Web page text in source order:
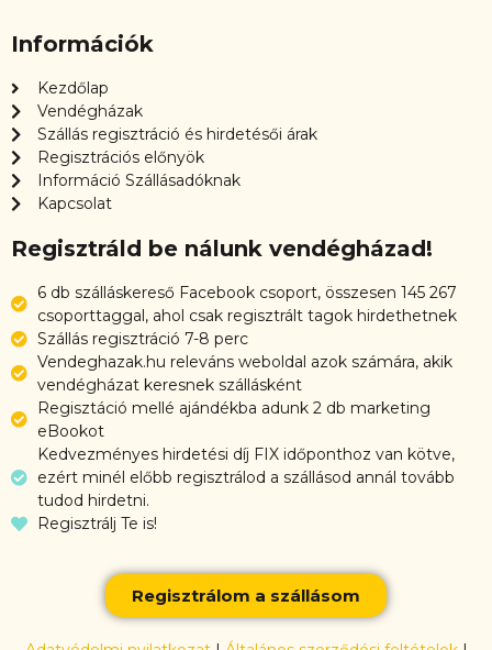
Információk
Kezdőlap
Vendégházak
Szállás regisztráció és hirdetésői árak
Regisztrációs előnyök
Információ Szállásadóknak
Kapcsolat
Regisztráld be nálunk vendégházad!
6 db szálláskereső Facebook csoport, összesen 145 267
csoporttaggal, ahol csak regisztrált tagok hirdethetnek
Szállás regisztráció 7-8 perc
Vendeghazak.hu releváns weboldal azok számára, akik
vendégházat keresnek szállásként
Regisztáció mellé ajándékba adunk 2 db marketing
eBookot
Kedvezményes hirdetési díj FIX időponthoz van kötve,
ezért minél előbb regisztrálod a szállásod annál tovább
tudod hirdetni.
Regisztrálj Te is!
Regisztrálom a szállásom